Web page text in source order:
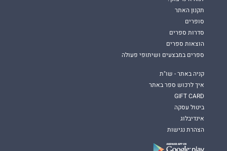
תקנון האתר
סופרים
סדרות ספרים
הוצאות ספרים
ספרים במבצעים ושיתופי פעולה
קניה באתר - שו"ת
איך לרכוש ספר באתר
GIFT CARD
ביטול עסקה
אינדיבלוג
הצהרת נגישות